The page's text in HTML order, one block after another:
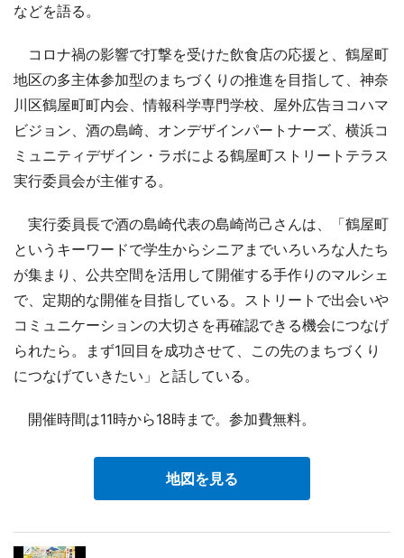
などを語る。
コロナ禍の影響で打撃を受けた飲食店の応援と、鶴屋町
地区の多主体参加型のまちづくりの推進を目指して、神奈
川区鶴屋町町内会、情報科学専門学校、屋外広告ヨコハマ
ビジョン、酒の島崎、オンデザインパートナーズ、横浜コ
ミュニティデザイン・ラボによる鶴屋町ストリートテラス
実行委員会が主催する。
実行委員長で酒の島崎代表の島崎尚己さんは、「鶴屋町
というキーワードで学生からシニアまでいろいろな人たち
が集まり、公共空間を活用して開催する手作りのマルシェ
で、定期的な開催を目指している。ストリートで出会いや
コミュニケーションの大切さを再確認できる機会につなげ
られたら。まず1回目を成功させて、この先のまちづくり
につなげていきたい」と話している。
開催時間は11時から18時まで。参加費無料。
地図を見る